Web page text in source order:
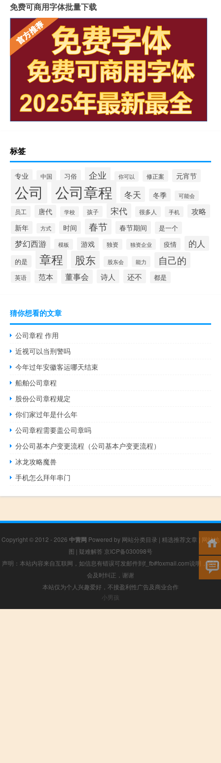
免费可商用字体批量下载
标签
专业 中国 习俗 企业 你可以 修正案 元宵节
公司 公司章程 冬天 冬季 可能会
员工 唐代 学校 孩子 宋代 很多人 手机 攻略
新年 方式 时间 春节 春节期间 是一个
梦幻西游 模板 游戏 独资 独资企业 疫情 的人
的是 章程 股东 股东会 能力 自己的
英语 范本 董事会 诗人 还不 都是
猜你想看的文章
公司章程 作用
近视可以当刑警吗
今年过年安徽客运哪天结束
船舶公司章程
股份公司章程规定
你们家过年是什么年
公司章程需要盖公司章吗
分公司基本户变更流程（公司基本户变更流程）
冰龙攻略魔兽
手机怎么拜年串门
Copyright © 2012 - 2026 中营网 Powered by 网站分类目录 | 精选推荐文章 | 网站地
图 | 疑难解答 京ICP备030098号
声明：本站内容来自互联网，如信息有错误可发邮件到f_fb#foxmail.com说明，我们
会及时纠正，谢谢
本站仅为个人兴趣爱好，不接盈利性广告及商业合作
小男孩